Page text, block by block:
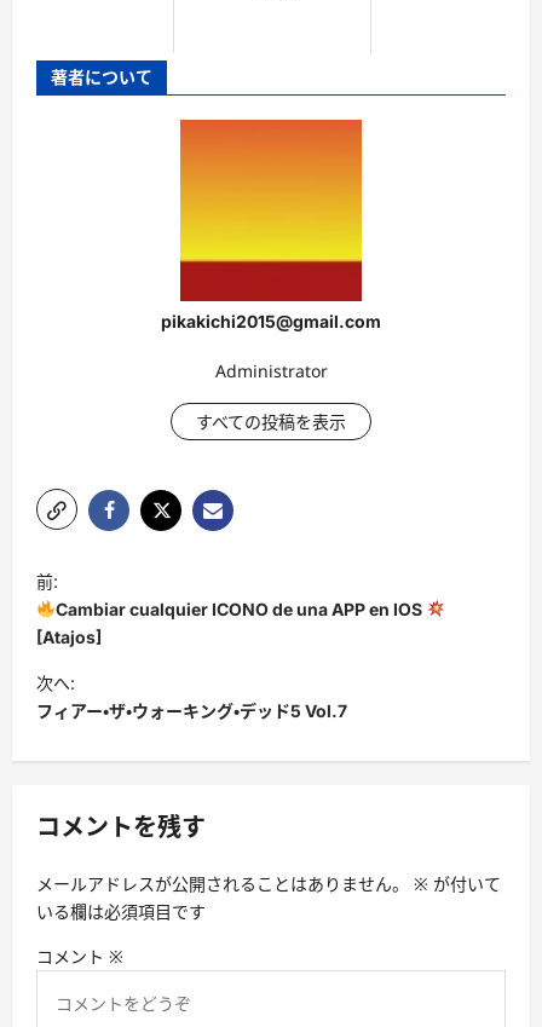
著者について
pikakichi2015@gmail.com
Administrator
すべての投稿を表示
投
稿
ナ
ビ
ゲ
ー
ョ
前:
Cambiar cualquier ICONO de una APP en IOS
[Atajos]
次へ:
フィアー・ザ・ウォーキング・デッド5 Vol.7
コメントを残す
メールアドレスが公開されることはありません。 ※ が付いて
いる欄は必須項目です
コメント ※